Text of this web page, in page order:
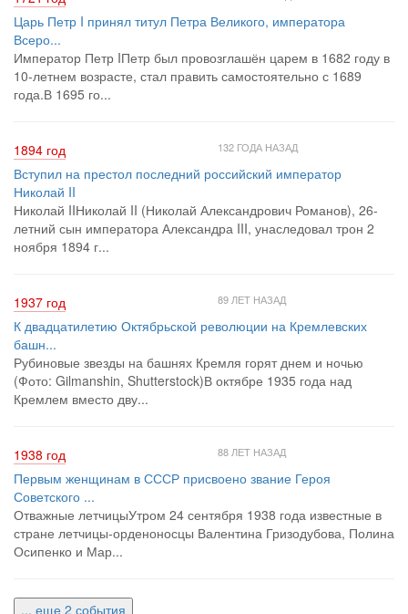
Царь Петр I принял титул Петра Великого, императора
Всеро...
Император Петр IПетр был провозглашён царем в 1682 году в
10-летнем возрасте, стал править самостоятельно с 1689
года.В 1695 го...
1894 год 132 ГОДА НАЗАД
Вступил на престол последний российский император
Николай II
Николай IIНиколай II (Николай Александрович Романов), 26-
летний сын императора Александра III, унаследовал трон 2
ноября 1894 г...
1937 год 89 ЛЕТ НАЗАД
К двадцатилетию Октябрьской революции на Кремлевских
башн...
Рубиновые звезды на башнях Кремля горят днем и ночью
(Фото: Gilmanshin, Shutterstock)В октябре 1935 года над
Кремлем вместо дву...
1938 год 88 ЛЕТ НАЗАД
Первым женщинам в СССР присвоено звание Героя
Советского ...
Отважные летчицыУтром 24 сентября 1938 года известные в
стране летчицы-орденоносцы Валентина Гризодубова, Полина
Осипенко и Мар...
... еще 2 события